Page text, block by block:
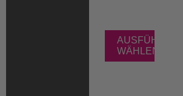
AUSFÜHRUNG
WÄHLEN